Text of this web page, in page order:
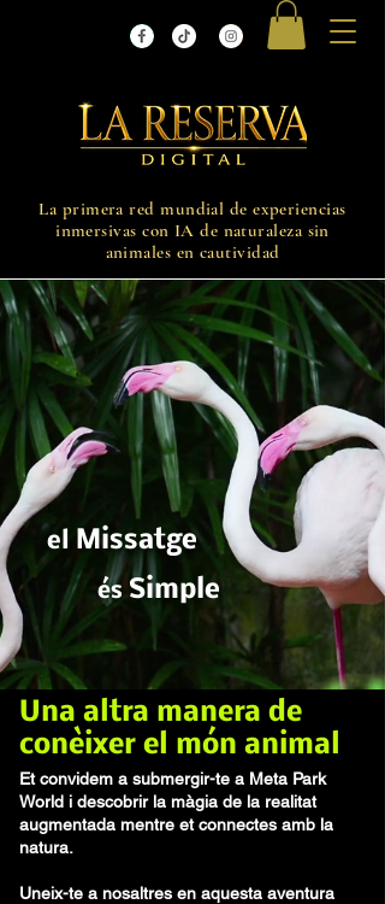
La primera red mundial de experiencias
inmersivas con IA de naturaleza sin
animales en cautividad
el Missatge
és Simple
Una altra manera de
conèixer el món animal
Et convidem a submergir-te a Meta Park
World i descobrir la màgia de la realitat
augmentada mentre et connectes amb la
natura.
Uneix-te a nosaltres en aquesta aventura